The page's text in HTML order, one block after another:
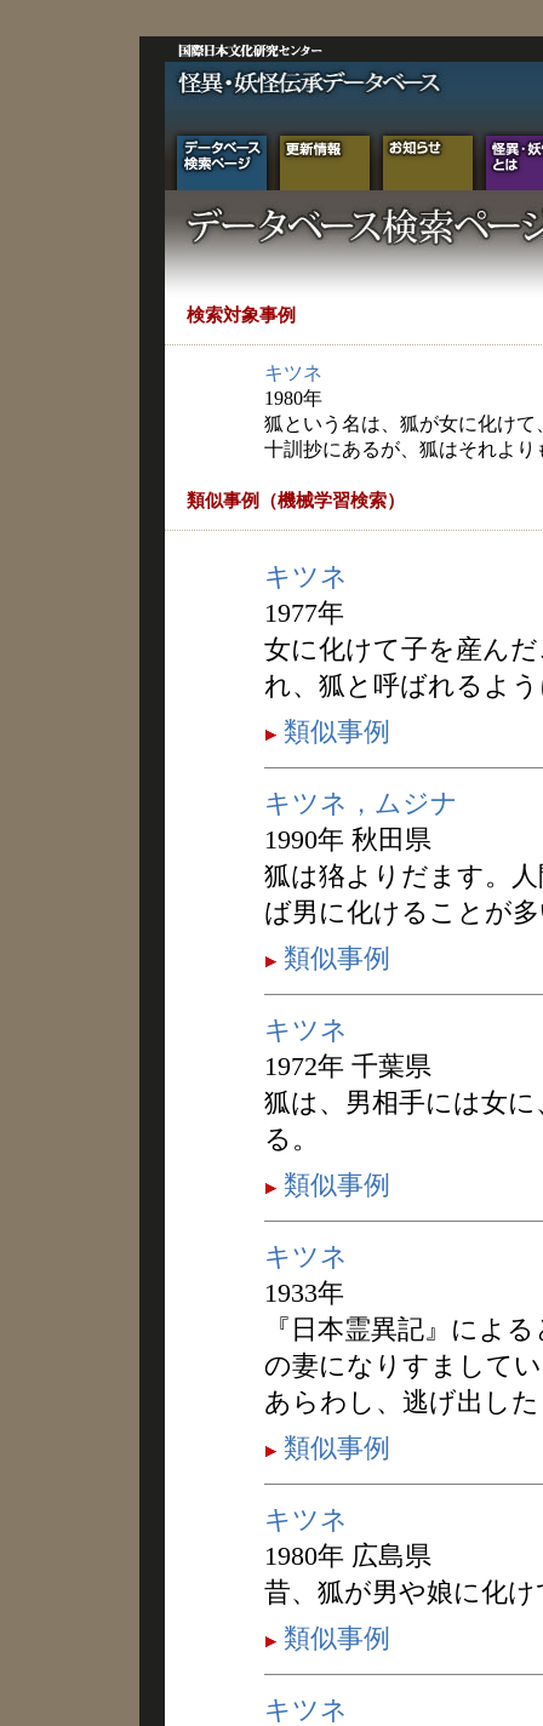
検索対象事例
キツネ
1980年
狐という名は、狐が女に化け
十訓抄にあるが、狐はそれより
類似事例（機械学習検索）
キツネ
1977年
女に化けて子を産ん
れ、狐と呼ばれるよ
類似事例
キツネ，ムジナ
1990年 秋田県
狐は狢よりだます。
ば男に化けることが
類似事例
キツネ
1972年 千葉県
狐は、男相手には女
る。
類似事例
キツネ
1933年
『日本霊異記』によ
の妻になりすまして
あらわし、逃げ出し
類似事例
キツネ
1980年 広島県
昔、狐が男や娘に化
類似事例
キツネ